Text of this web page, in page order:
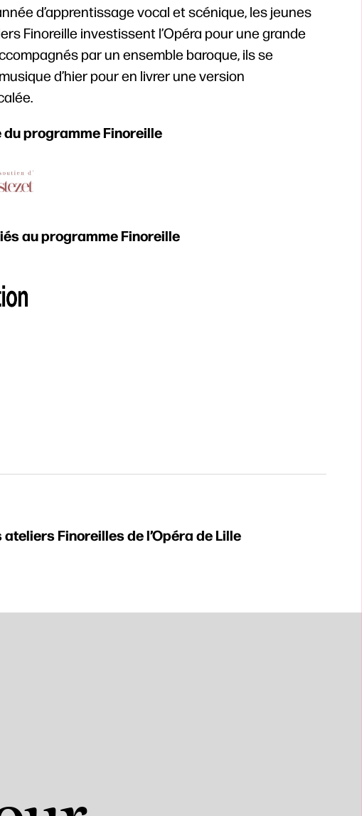
d’apprentissage vocal et scénique, les jeunes
Finoreille investissent l’Opéra pour une grande
par un ensemble baroque, ils se
d’hier pour en livrer une version
programme Finoreille
au programmeFinoreille
Finoreilles de l’Opéra de Lille